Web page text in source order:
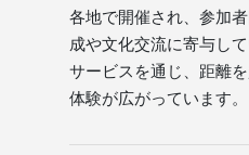
各地で開催され、参加
成や文化交流に寄与し
サービスを通じ、距離
体験が広がっています。